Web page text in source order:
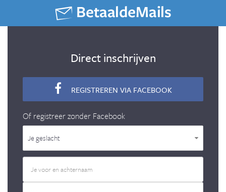
Direct inschrijven
REGISTREREN VIA FACEBOOK
Of registreer zonder Facebook
Je geslacht